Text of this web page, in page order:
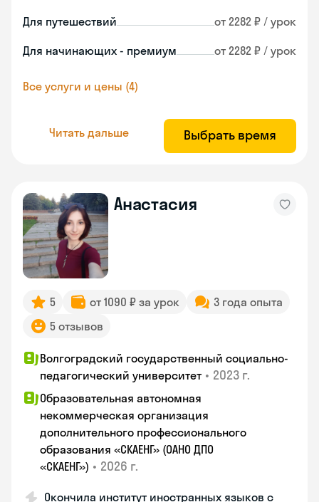
Для путешествий от 2282 ₽ / урок
Для начинающих - премиум от 2282 ₽ / урок
Все услуги и цены (4)
Читать дальше Выбрать время
Анастасия
5 от 1090 ₽ за урок
3 года опыта
5 отзывов
Волгоградский государственный социально-
педагогический университет • 2023 г.
Образовательная автономная
некоммерческая организация
дополнительного профессионального
образования «СКАЕНГ» (ОАНО ДПО
«СКАЕНГ») • 2026 г.
Окончила институт иностранных языков с